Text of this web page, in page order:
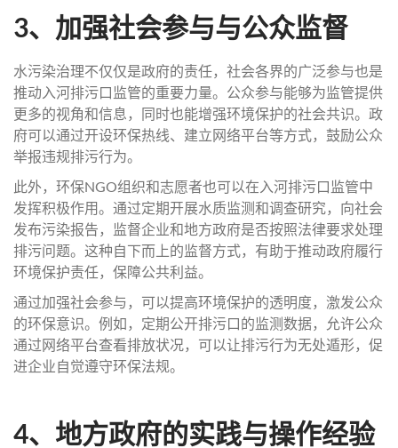
3、加强社会参与与公众监督
水污染治理不仅仅是政府的责任，社会各界的广泛参与也是
推动入河排污口监管的重要力量。公众参与能够为监管提供
更多的视角和信息，同时也能增强环境保护的社会共识。政
府可以通过开设环保热线、建立网络平台等方式，鼓励公众
举报违规排污行为。
此外，环保NGO组织和志愿者也可以在入河排污口监管中
发挥积极作用。通过定期开展水质监测和调查研究，向社会
发布污染报告，监督企业和地方政府是否按照法律要求处理
排污问题。这种自下而上的监督方式，有助于推动政府履行
环境保护责任，保障公共利益。
通过加强社会参与，可以提高环境保护的透明度，激发公众
的环保意识。例如，定期公开排污口的监测数据，允许公众
通过网络平台查看排放状况，可以让排污行为无处遁形，促
进企业自觉遵守环保法规。
4、地方政府的实践与操作经验